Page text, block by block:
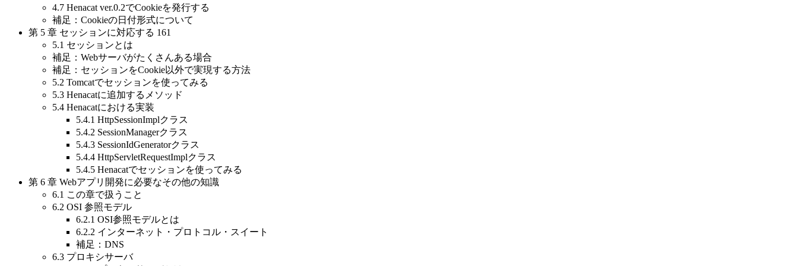
4.7 Henacat ver.0.2でCookieを発行する
補足：Cookieの日付形式について
第 5 章 セッションに対応する 161
5.1 セッションとは
補足：Webサーバがたくさんある場合
補足：セッションをCookie以外で実現する方法
5.2 Tomcatでセッションを使ってみる
5.3 Henacatに追加するメソッド
5.4 Henacatにおける実装
5.4.1 HttpSessionImplクラス
5.4.2 SessionManagerクラス
5.4.3 SessionIdGeneratorクラス
5.4.4 HttpServletRequestImplクラス
5.4.5 Henacatでセッションを使ってみる
第 6 章 Webアプリ開発に必要なその他の知識
6.1 この章で扱うこと
6.2 OSI 参照モデル
6.2.1 OSI参照モデルとは
6.2.2 インターネット・プロトコル・スイート
補足：DNS
6.3 プロキシサーバ